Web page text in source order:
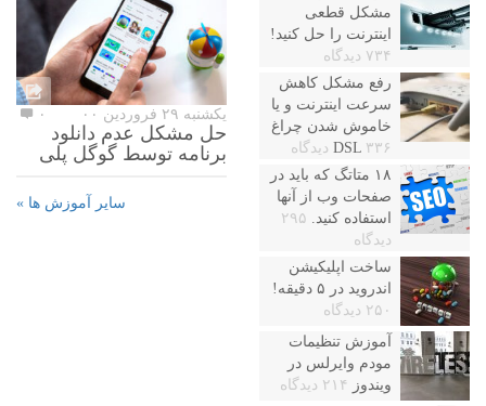
مشکل قطعی
اینترنت را حل کنید!
۷۳۴ دیدگاه
رفع مشکل کاهش
سرعت اینترنت و یا
خاموش شدن چراغ
DSL ۳۳۶ دیدگاه
۱۸ متاتگ که باید در
صفحات وب از آنها
استفاده کنید. ۲۹۵
دیدگاه
ساخت اپلیکیشن
اندروید در ۵ دقیقه!
۲۵۰ دیدگاه
آموزش تنظیمات
مودم وایرلس در
ویندوز
۲۱۴ دیدگاه
یکشنبه ۲۹ فروردین ۰۰ ۰
حل مشکل عدم دانلود
برنامه توسط گوگل پلی
سایر آموزش ها »